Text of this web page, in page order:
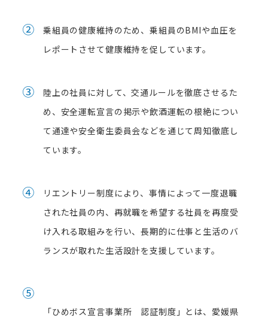
②
乗組員の健康維持のため、乗組員のBMIや血圧を
レポートさせて健康維持を促しています。
③
陸上の社員に対して、交通ルールを徹底させるた
め、安全運転宣言の掲示や飲酒運転の根絶につい
て通達や安全衛生委員会などを通じて周知徹底し
ています。
④
リエントリー制度により、事情によって一度退職
された社員の内、再就職を希望する社員を再度受
け入れる取組みを行い、長期的に仕事と生活のバ
ランスが取れた生活設計を支援しています。
⑤
「ひめボス宣言事業所 認証制度」とは、愛媛県